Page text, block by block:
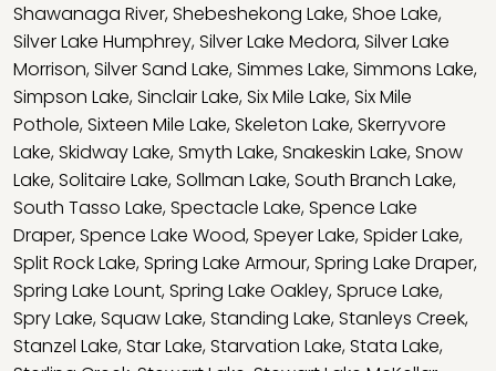
Shawanaga River,Shebeshekong Lake,Shoe Lake,
Silver Lake Humphrey,Silver Lake Medora,Silver Lake
Morrison,Silver Sand Lake,Simmes Lake,Simmons Lake,
Simpson Lake,Sinclair Lake,Six Mile Lake,Six Mile
Pothole,Sixteen Mile Lake,Skeleton Lake,Skerryvore
Lake,Skidway Lake,Smyth Lake,Snakeskin Lake,Snow
Lake,Solitaire Lake,Sollman Lake,South Branch Lake,
South Tasso Lake,Spectacle Lake,Spence Lake
Draper,Spence Lake Wood,Speyer Lake,Spider Lake,
Split Rock Lake,Spring Lake Armour,Spring Lake Draper,
Spring Lake Lount,Spring Lake Oakley,Spruce Lake,
Spry Lake,Squaw Lake,Standing Lake,Stanleys Creek,
Stanzel Lake,Star Lake,Starvation Lake,Stata Lake,